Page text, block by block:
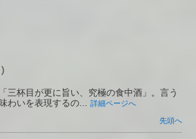
三杯目が更に旨い、究極の食中酒」。言う
わいを表現するの... 詳細ページへ
先頭へ